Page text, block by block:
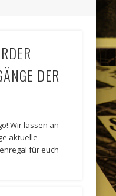
DER
Wir lassen an
aktuelle
für euch